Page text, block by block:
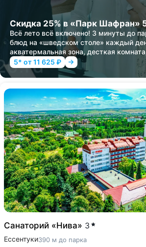
Скидка 25% в «Парк Шафран»
Всё лето всё включено! 3 минуты до
блюд на «шведском столе» каждый
акватермальная зона, десткая
5* от 11 625 ₽
Санаторий «Нива» 3
Ессентуки390 м до парка